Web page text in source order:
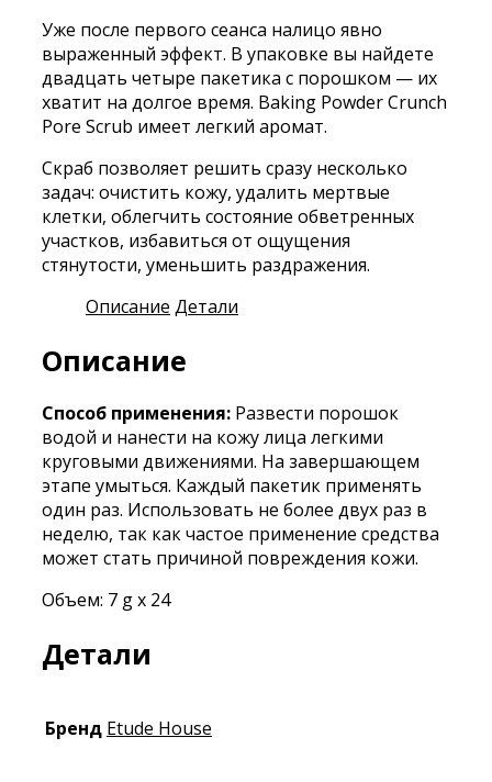
Уже после первого сеанса налицо явно
выраженный эффект. В упаковке вы найдете
двадцать четыре пакетика с порошком — их
хватит на долгое время. Baking Powder Crunch
Pore Scrub имеет легкий аромат.
Скраб позволяет решить сразу несколько
задач: очистить кожу, удалить мертвые
клетки, облегчить состояние обветренных
участков, избавиться от ощущения
стянутости, уменьшить раздражения.
Описание Детали
Описание
Способ применения: Развести порошок
водой и нанести на кожу лица легкими
круговыми движениями. На завершающем
этапе умыться. Каждый пакетик применять
один раз. Использовать не более двух раз в
неделю, так как частое применение средства
может стать причиной повреждения кожи.
Объем: 7 g х 24
Детали
Бренд Etude House